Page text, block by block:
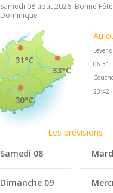
Samedi 08 août 2026, Bonne Fête
Dominique
33°C
31°C
30°C
Lever
06:31
20:42
Les prévisions
Samedi 08
Dimanche 09